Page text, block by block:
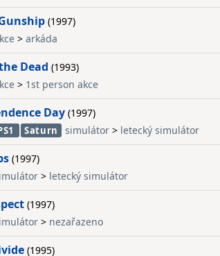
(1997)
> arkáda
Dead (1993)
> 1st person akce
Day (1997)
Saturn simulátor> letecký simulátor
(1997)
> letecký simulátor
(1997)
> nezařazeno
(1995)